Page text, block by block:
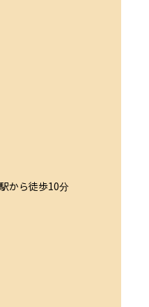
から徒歩10分